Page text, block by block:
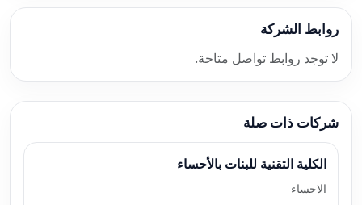
روابط الشركة
لا توجد روابط تواصل متاحة.
شركات ذات صلة
الكلية التقنية للبنات بالأحساء
الاحساء